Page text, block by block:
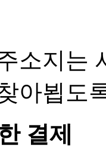
소지는
아뵙도
결제